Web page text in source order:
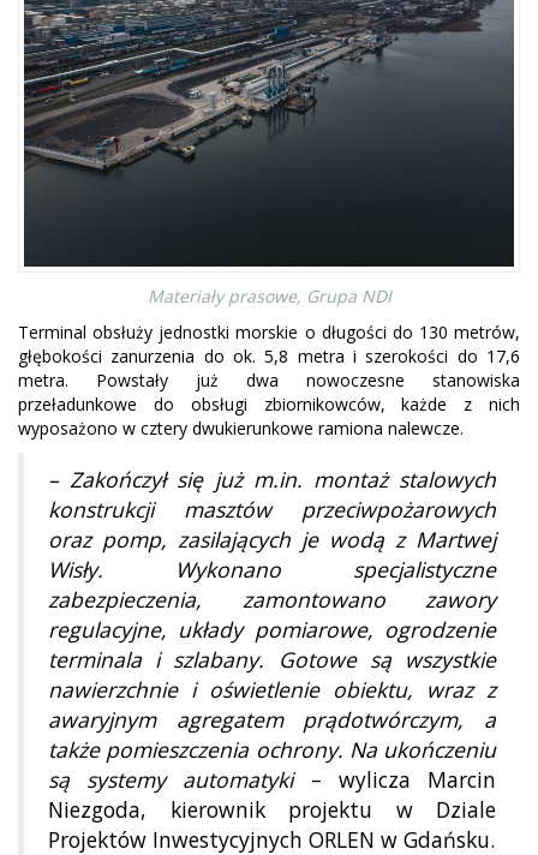
Materiały prasowe, Grupa NDI
Terminal obsłuży jednostki morskie o długości do 130 metrów,
głębokości zanurzenia do ok. 5,8 metra i szerokości do 17,6
metra. Powstały już dwa nowoczesne stanowiska
przeładunkowe do obsługi zbiornikowców, każde z nich
wyposażono w cztery dwukierunkowe ramiona nalewcze.
– Zakończył się już m.in. montaż stalowych
konstrukcji masztów przeciwpożarowych
oraz pomp, zasilających je wodą z Martwej
Wisły. Wykonano specjalistyczne
zabezpieczenia, zamontowano zawory
regulacyjne, układy pomiarowe, ogrodzenie
terminala i szlabany. Gotowe są wszystkie
nawierzchnie i oświetlenie obiektu, wraz z
awaryjnym agregatem prądotwórczym, a
także pomieszczenia ochrony. Na ukończeniu
są systemy automatyki– wylicza Marcin
Niezgoda, kierownik projektu w Dziale
Projektów Inwestycyjnych ORLEN w Gdańsku.